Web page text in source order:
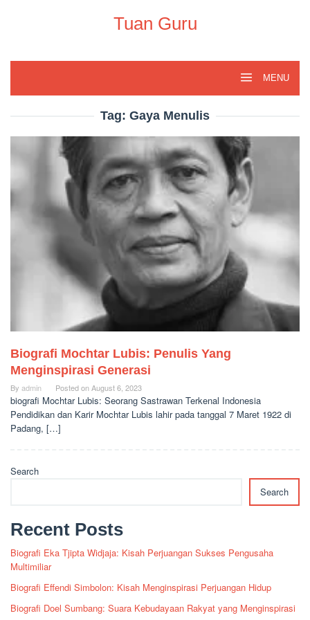
Tuan Guru
MENU
Tag: Gaya Menulis
Biografi Mochtar Lubis: Penulis Yang
Menginspirasi Generasi
By admin Posted onAugust 6, 2023
biografi Mochtar Lubis: Seorang Sastrawan Terkenal Indonesia
Pendidikan dan Karir Mochtar Lubis lahir pada tanggal 7 Maret 1922 di
Padang, […]
Search
Search
Recent Posts
Biografi Eka Tjipta Widjaja: Kisah Perjuangan Sukses Pengusaha
Multimiliar
Biografi Effendi Simbolon: Kisah Menginspirasi Perjuangan Hidup
Biografi Doel Sumbang: Suara Kebudayaan Rakyat yang Menginspirasi